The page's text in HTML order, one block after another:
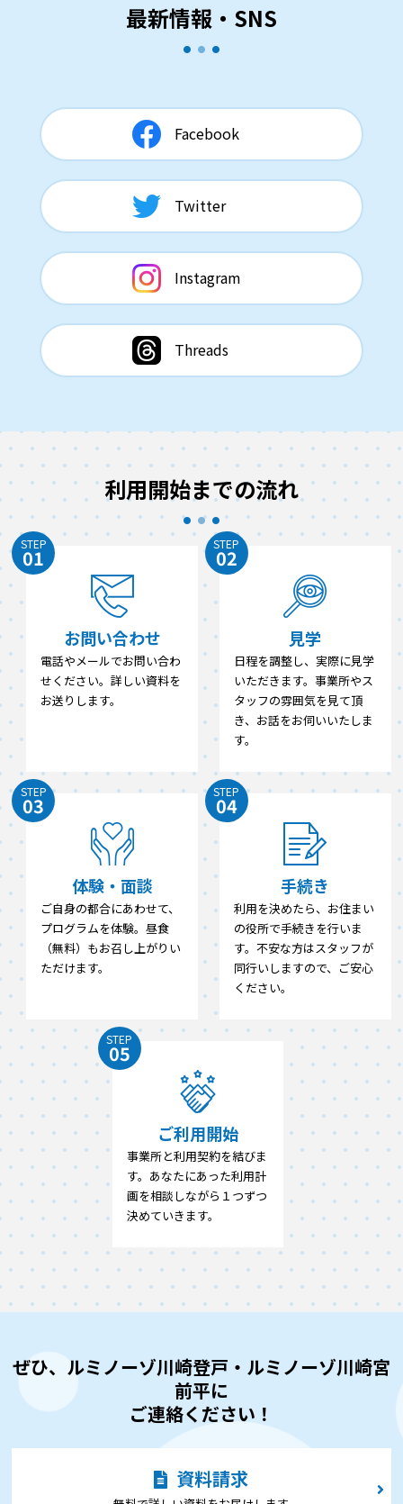
最新情報・SNS
Facebook
Twitter
Instagram
Threads
利用開始までの流れ
STEP
01
お問い合わせ
電話やメールでお問い合わ
せください。詳しい資料を
お送りします。
STEP
02
見学
日程を調整し、実際に見学
いただきます。事業所やス
タッフの雰囲気を見て頂
き、お話をお伺いいたしま
す。
STEP
03
体験・面談
ご自身の都合にあわせて、
プログラムを体験。昼食
（無料）もお召し上がりい
ただけます。
STEP
04
手続き
利用を決めたら、お住まい
の役所で手続きを行いま
す。不安な方はスタッフが
同行いしますので、ご安心
ください。
STEP
05
ご利用開始
事業所と利用契約を結びま
す。あなたにあった利用計
画を相談しながら１つずつ
決めていきます。
ぜひ、ルミノーゾ川崎登戸・ルミノーゾ川崎宮
前平に
ご連絡ください！
資料請求